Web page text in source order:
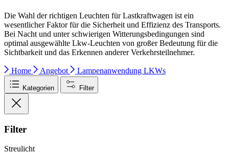
Die Wahl der richtigen Leuchten für Lastkraftwagen ist ein
wesentlicher Faktor für die Sicherheit und Effizienz des Transports.
Bei Nacht und unter schwierigen Witterungsbedingungen sind
optimal ausgewählte Lkw-Leuchten von großer Bedeutung für die
Sichtbarkeit und das Erkennen anderer Verkehrsteilnehmer.
Home Angebot Lampenanwendung LKWs
Kategorien Filter
Filter
Streulicht